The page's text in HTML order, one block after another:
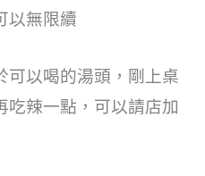
以無限續
可以喝的湯頭，剛上桌
吃辣一點，可以請店加